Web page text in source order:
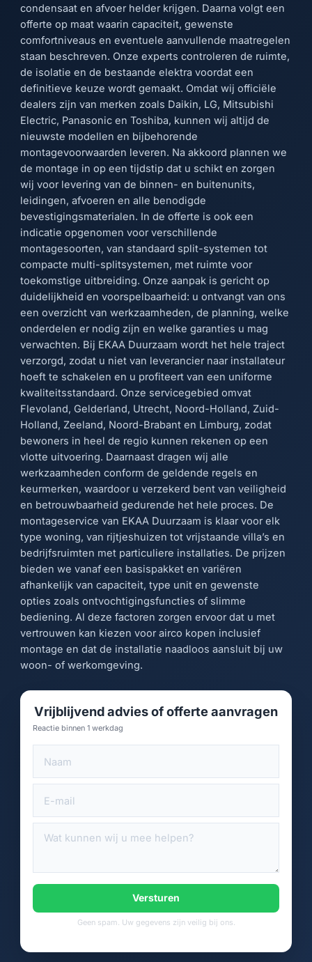
condensaat en afvoer helder krijgen. Daarna volgt een
offerte op maat waarin capaciteit, gewenste
comfortniveaus en eventuele aanvullende maatregelen
staan beschreven. Onze experts controleren de ruimte,
de isolatie en de bestaande elektra voordat een
definitieve keuze wordt gemaakt. Omdat wij officiële
dealers zijn van merken zoals Daikin, LG, Mitsubishi
Electric, Panasonic en Toshiba, kunnen wij altijd de
nieuwste modellen en bijbehorende
montagevoorwaarden leveren. Na akkoord plannen we
de montage in op een tijdstip dat u schikt en zorgen
wij voor levering van de binnen- en buitenunits,
leidingen, afvoeren en alle benodigde
bevestigingsmaterialen. In de offerte is ook een
indicatie opgenomen voor verschillende
montagesoorten, van standaard split-systemen tot
compacte multi-splitsystemen, met ruimte voor
toekomstige uitbreiding. Onze aanpak is gericht op
duidelijkheid en voorspelbaarheid: u ontvangt van ons
een overzicht van werkzaamheden, de planning, welke
onderdelen er nodig zijn en welke garanties u mag
verwachten. Bij EKAA Duurzaam wordt het hele traject
verzorgd, zodat u niet van leverancier naar installateur
hoeft te schakelen en u profiteert van een uniforme
kwaliteitsstandaard. Onze servicegebied omvat
Flevoland, Gelderland, Utrecht, Noord-Holland, Zuid-
Holland, Zeeland, Noord-Brabant en Limburg, zodat
bewoners in heel de regio kunnen rekenen op een
vlotte uitvoering. Daarnaast dragen wij alle
werkzaamheden conform de geldende regels en
keurmerken, waardoor u verzekerd bent van veiligheid
en betrouwbaarheid gedurende het hele proces. De
montageservice van EKAA Duurzaam is klaar voor elk
type woning, van rijtjeshuizen tot vrijstaande villa’s en
bedrijfsruimten met particuliere installaties. De prijzen
bieden we vanaf een basispakket en variëren
afhankelijk van capaciteit, type unit en gewenste
opties zoals ontvochtigingsfuncties of slimme
bediening. Al deze factoren zorgen ervoor dat u met
vertrouwen kan kiezen voor airco kopen inclusief
montage en dat de installatie naadloos aansluit bij uw
woon- of werkomgeving.
Vrijblijvend advies of offerte aanvragen
Reactie binnen 1 werkdag
Versturen
Geen spam. Uw gegevens zijn veilig bij ons.